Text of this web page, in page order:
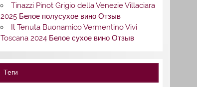
Tinazzi Pinot Grigio della Venezie Villaciara
2025 Белое полусухое вино Отзыв
Il Tenuta Buonamico Vermentino Vivi
Toscana 2024 Белое сухое вино Отзыв
Теги